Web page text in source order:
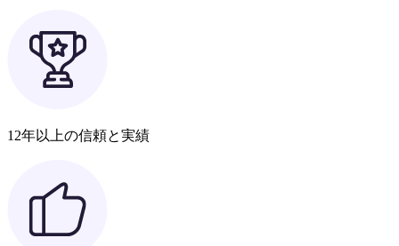
12年以上の信頼と実績